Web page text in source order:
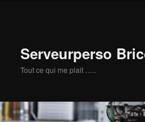
Serveurperso
Tout ce qui me plait …..